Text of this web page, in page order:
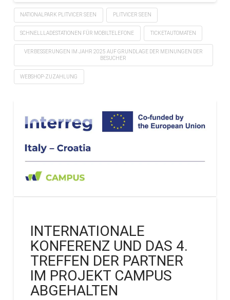
NATIONALPARK PLITVICER SEEN PLITVICER SEEN
SCHNELLLADESTATIONEN FÜR MOBILTELEFONE TICKETAUTOMATEN
VERBESSERUNGEN IM JAHR 2025 AUF GRUNDLAGE DER MEINUNGEN DER
BESUCHER
WEBSHOP-ZUZAHLUNG
INTERNATIONALE
KONFERENZ UND DAS 4.
TREFFEN DER PARTNER
IM PROJEKT CAMPUS
ABGEHALTEN